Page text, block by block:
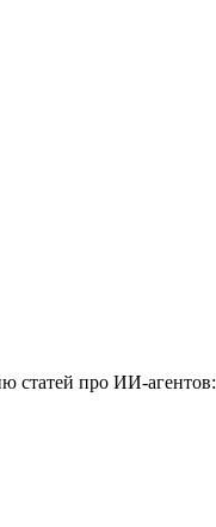
статей про ИИ-агентов: